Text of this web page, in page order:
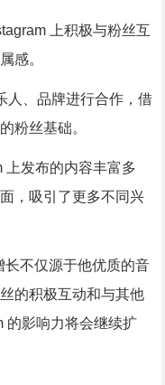
上积极与粉丝互
感。
人、品牌进行合作，借
粉丝基础。
上发布的内容丰富多
，吸引了更多不同兴
长不仅源于他优质的音
的积极互动和与其他
的影响力将会继续扩